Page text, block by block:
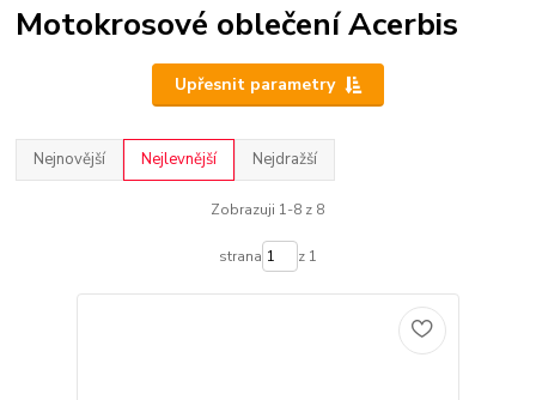
Motokrosové oblečení Acerbis
Upřesnit parametry
Nejnovější Nejlevnější Nejdražší
Zobrazuji 1-8 z 8
strana z 1